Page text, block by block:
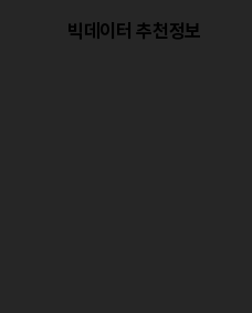
빅데이터 추천정보